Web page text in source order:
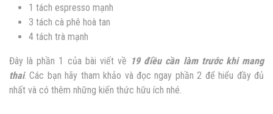
1 tách espresso mạnh
3 tách cà phê hoà tan
4 tách trà mạnh
Đây là phần 1 của bài viết về 19 điều cần làm trước khi mang
thai. Các bạn hãy tham khảo và đọc ngay phần 2 để hiểu đầy đủ
nhất và có thêm những kiến thức hữu ích nhé.